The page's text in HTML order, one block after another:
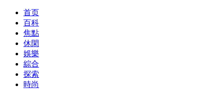
首页
百科
焦點
休閑
娛樂
綜合
探索
時尚